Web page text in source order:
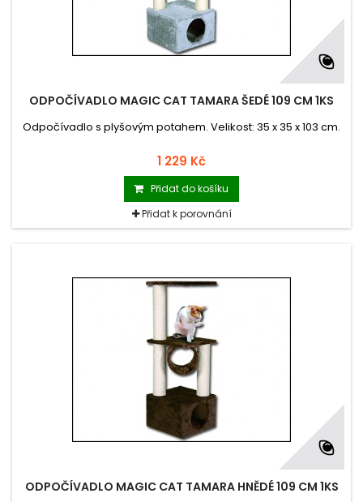
ODPOČÍVADLO MAGIC CAT TAMARA ŠEDÉ 109 CM 1KS
Odpočívadlo s plyšovým potahem. Velikost: 35 x 35 x 103 cm.
1 229 Kč
Přidat do košíku
Přidat k porovnání
ODPOČÍVADLO MAGIC CAT TAMARA HNĚDÉ 109 CM 1KS